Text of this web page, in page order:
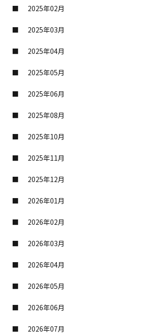
2025年02月
2025年03月
2025年04月
2025年05月
2025年06月
2025年08月
2025年10月
2025年11月
2025年12月
2026年01月
2026年02月
2026年03月
2026年04月
2026年05月
2026年06月
2026年07月